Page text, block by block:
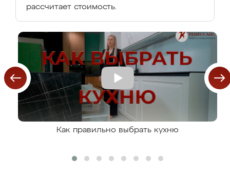
рассчитает стоимость.
Как правильно выбрать кухню